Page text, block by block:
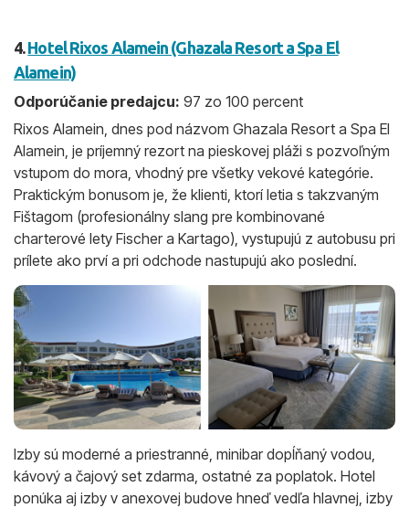
4.Hotel Rixos Alamein (Ghazala Resort a Spa El
Alamein)
Odporúčanie predajcu: 97 zo 100 percent
Rixos Alamein, dnes pod názvom Ghazala Resort a Spa El
Alamein, je príjemný rezort na pieskovej pláži s pozvoľným
vstupom do mora, vhodný pre všetky vekové kategórie.
Praktickým bonusom je, že klienti, ktorí letia s takzvaným
Fištagom (profesionálny slang pre kombinované
charterové lety Fischer a Kartago), vystupujú z autobusu pri
prílete ako prví a pri odchode nastupujú ako poslední.
Izby sú moderné a priestranné, minibar dopĺňaný vodou,
kávový a čajový set zdarma, ostatné za poplatok. Hotel
ponúka aj izby v anexovej budove hneď vedľa hlavnej, izby